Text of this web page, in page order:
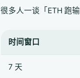
很多人一谈「ETH 跑
时间窗口
7 天